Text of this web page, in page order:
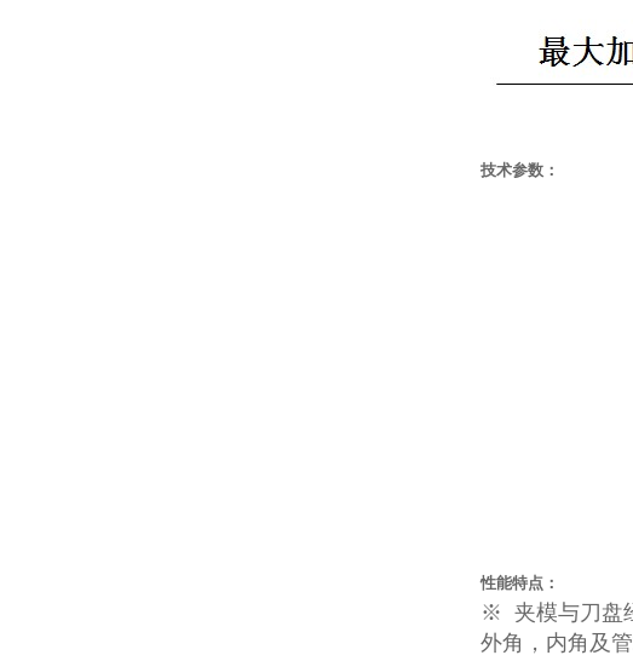
技术参数：
性能特点：
※ 夹模与刀盘
外角，内角及管